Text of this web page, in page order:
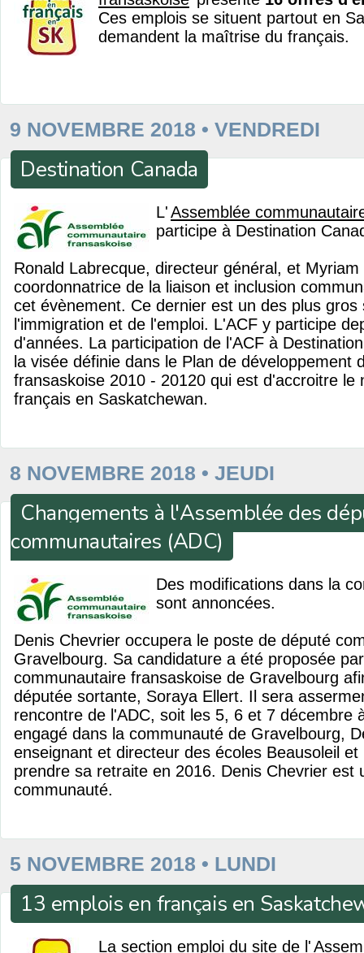
Ces emplois se situent partout en
demandent la maîtrise du français.
9 NOVEMBRE 2018 • VENDREDI
Destination Canada
L'Assemblée
participe à Destination
Ronald Labrecque, directeur général, et Myriam
coordonnatrice de la liaison et inclusion
cet évènement. Ce dernier est un des plus gros
l'immigration et de l'emploi. L'ACF y participe
d'années. La participation de l'ACF à
la visée définie dans le Plan de développement
fransaskoise 2010 - 20120 qui est d'accroitre le
français en Saskatchewan.
8 NOVEMBRE 2018 • JEUDI
Changements à l'Assemblée des
communautaires (ADC)
Des modifications dans la
sont annoncées.
Denis Chevrier occupera le poste de député
Gravelbourg. Sa candidature a été proposée
communautaire fransaskoise de Gravelbourg
députée sortante, Soraya Ellert. Il sera
rencontre de l'ADC, soit les 5, 6 et 7 décembre
engagé dans la communauté de Gravelbourg,
enseignant et directeur des écoles Beausoleil
prendre sa retraite en 2016. Denis Chevrier est
communauté.
5 NOVEMBRE 2018 • LUNDI
13 emplois en français en
La section emploi du site de l'